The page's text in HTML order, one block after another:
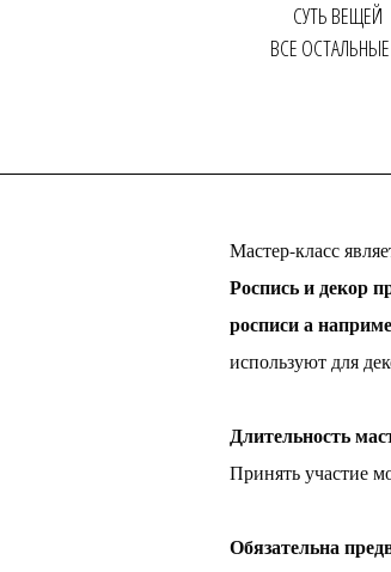
СУТЬ ВЕЩЕЙ
ВСЕ ОСТАЛЬНЫЕ
Мастер-класс
Роспись и декор
росписи а
используют для
Длительность
Принять участие
Обязательна